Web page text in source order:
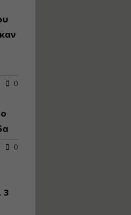
0
0
3
Ροδόπουλος
Διαδικασία
κατάταξης